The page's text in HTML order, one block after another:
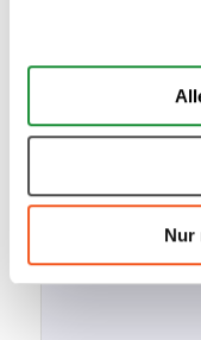
Trigger Symbol
Wenn Sie es
Informationen
Ihr Gerät durch
Merkmalen
Erfahren Sie mehr
verarbeitet werden,
Abschnitt
Nur